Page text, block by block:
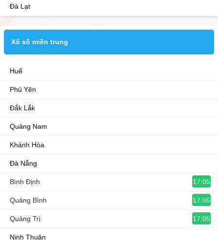
Đà Lạt
Xổ số miền trung
Huế
Phú Yên
Đắk Lắk
Quảng Nam
Khánh Hòa
Đà Nẵng
Bình Định 17:05
Quảng Bình 17:05
Quảng Trị 17:05
Ninh Thuận